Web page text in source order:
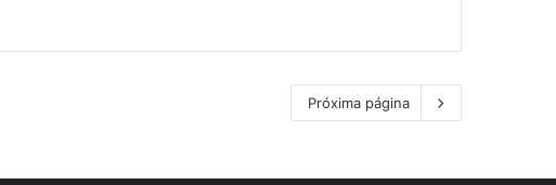
Próxima página